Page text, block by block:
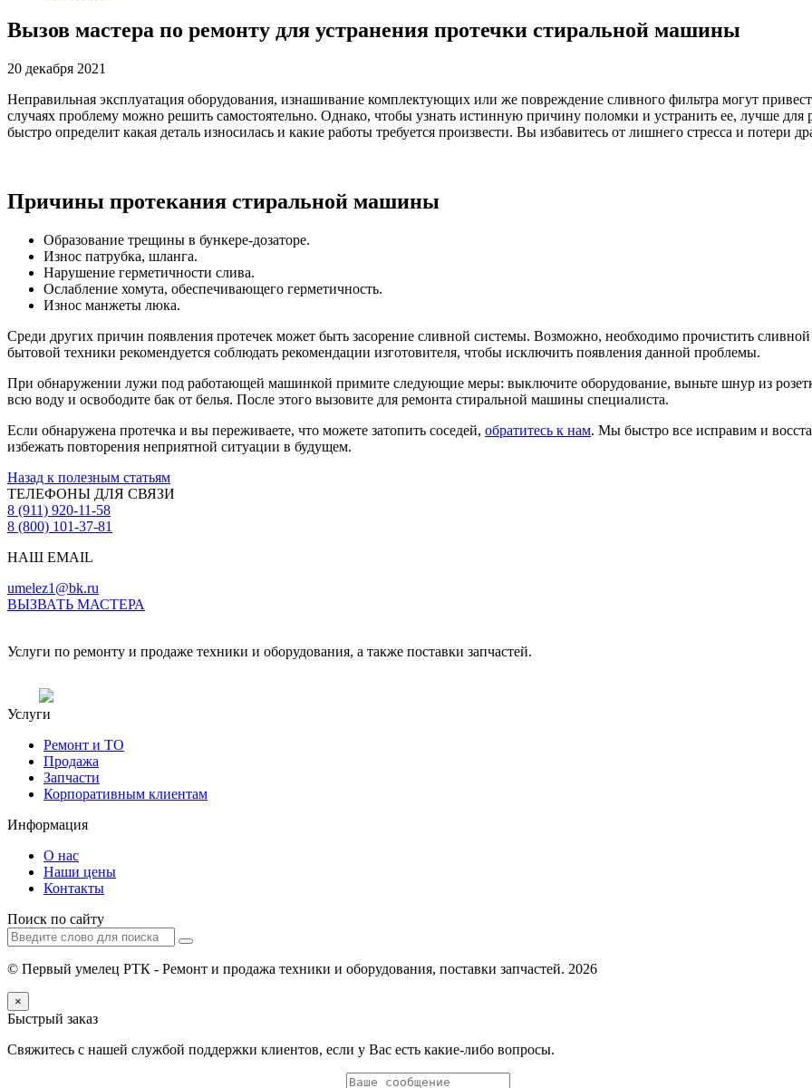
Вызов мастера по ремонту для устранения протечки стиральной машины
20 декабря 2021
Неправильная эксплуатация оборудования, изнашивание комплектующих или же повреждение сливного фильтра могут
случаях проблему можно решить самостоятельно. Однако, чтобы узнать истинную причину поломки и устранить ее, лучше
быстро определит какая деталь износилась и какие работы требуется произвести. Вы избавитесь от лишнего стресса и потери
Причины протекания стиральной машины
Образование трещины в бункере-дозаторе.
Износ патрубка, шланга.
Нарушение герметичности слива.
Ослабление хомута, обеспечивающего герметичность.
Износ манжеты люка.
Среди других причин появления протечек может быть засорение сливной системы. Возможно, необходимо прочистить
бытовой техники рекомендуется соблюдать рекомендации изготовителя, чтобы исключить появления данной проблемы.
При обнаружении лужи под работающей машинкой примите следующие меры: выключите оборудование, выньте шнур из
всю воду и освободите бак от белья. После этого вызовите для ремонта стиральной машины специалиста.
Если обнаружена протечка и вы переживаете, что можете затопить соседей, обратитесь к нам. Мы быстро все исправим и
избежать повторения неприятной ситуации в будущем.
Назад к полезным статьям
ТЕЛЕФОНЫ ДЛЯ СВЯЗИ
8 (911) 920-11-58
8 (800) 101-37-81
НАШ EMAIL
umelez1@bk.ru
ВЫЗВАТЬ МАСТЕРА
Услуги по ремонту и продаже техники и оборудования, а также поставки запчастей.
Услуги
Ремонт и ТО
Продажа
Запчасти
Корпоративным клиентам
Информация
О нас
Наши цены
Контакты
Поиск по сайту
© Первый умелец РТК - Ремонт и продажа техники и оборудования, поставки запчастей. 2026
×
Быстрый заказ
Свяжитесь с нашей службой поддержки клиентов, если у Вас есть какие-либо вопросы.